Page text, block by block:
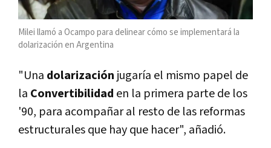
Milei llamó a Ocampo para delinear cómo se implementará la
dolarización en Argentina
"Una dolarización jugaría el mismo papel de
la Convertibilidad en la primera parte de los
'90, para acompañar al resto de las reformas
estructurales que hay que hacer", añadió.